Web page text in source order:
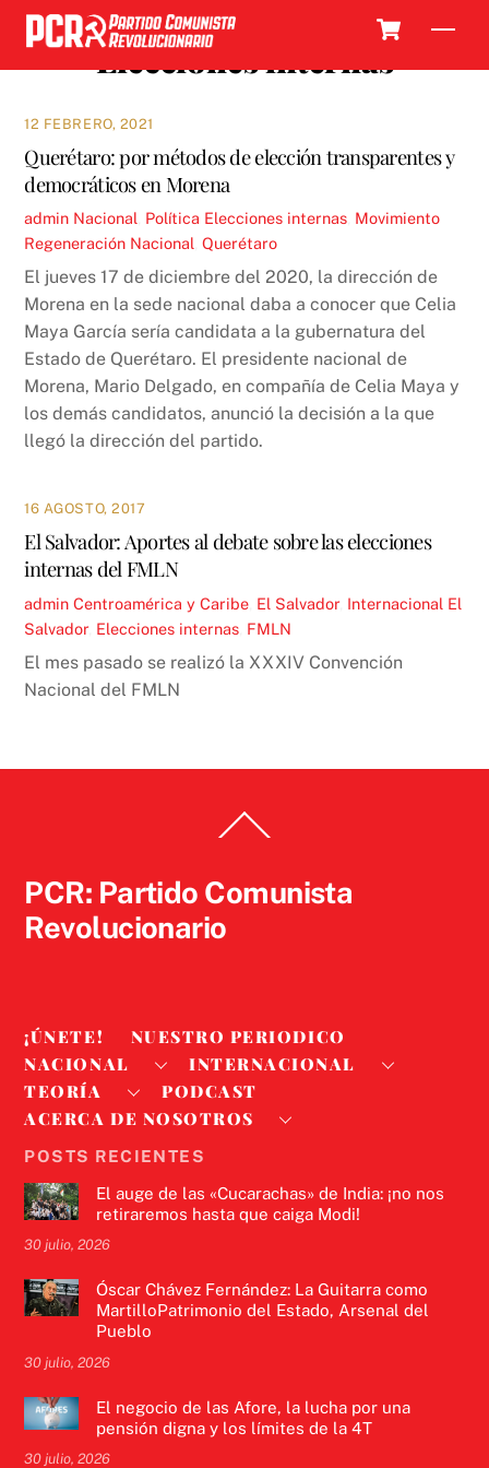
Skip
content
Elecciones internas
12 FEBRERO, 2021
Querétaro: por métodos de elección transparentes y
democráticos en Morena
admin Nacional Política Elecciones internas Movimiento
Regeneración Nacional ,Querétaro
El jueves 17 de diciembre del 2020, la dirección de
Morena en la sede nacional daba a conocer que Celia
Maya García sería candidata a la gubernatura del
Estado de Querétaro. El presidente nacional de
Morena, Mario Delgado, en compañía de Celia Maya y
los demás candidatos, anunció la decisión a la que
llegó la dirección del partido.
16 AGOSTO, 2017
El Salvador: Aportes al debate sobre las elecciones
internas del FMLN
admin Centroamérica y Caribe El Salvador, Internacional El
Salvador, Elecciones internas FMLN
El mes pasado se realizó la XXXIV Convención
Nacional del FMLN
To
PCR: Partido Comunista
Revolucionario
¡ÚNETE!
NUESTRO PERIODICO
NACIONAL
INTERNACIONAL
TEORÍA
PODCAST
ACERCA DE NOSOTROS
POSTS RECIENTES
El auge de las «Cucarachas» de India: ¡no nos
retiraremos hasta que caiga Modi!
30 julio, 2026
Óscar Chávez Fernández: La Guitarra como
MartilloPatrimonio del Estado, Arsenal del
Pueblo
30 julio, 2026
El negocio de las Afore, la lucha por una
pensión digna y los límites de la 4T
30 julio, 2026